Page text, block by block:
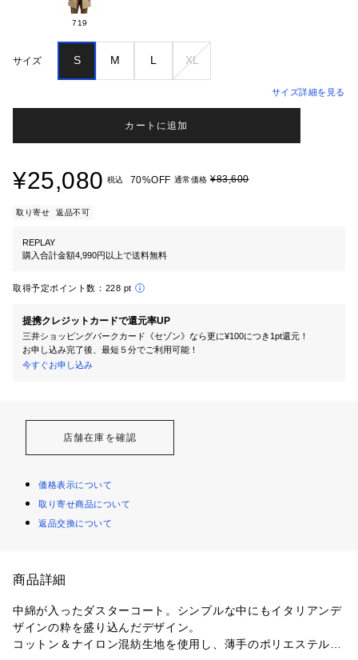
719
サイズ S M L XL
サイズ詳細を見る
カートに追加
¥25,080 税込 70%OFF 通常価格 ¥83,600
取り寄せ 返品不可
REPLAY
購入合計金額4,990円以上で送料無料
取得予定ポイント数： 228 pt
提携クレジットカードで還元率UP
三井ショッピングパークカード《セゾン》なら更に¥100につき1pt還元！
お申し込み完了後、最短５分でご利用可能！
今すぐお申し込み
店舗在庫を確認
価格表示について
取り寄せ商品について
返品交換について
商品詳細
中綿が入ったダスターコート。シンプルな中にもイタリアンデ
ザインの粋を盛り込んだデザイン。
コットン＆ナイロン混紡生地を使用し、薄手のポリエステル中